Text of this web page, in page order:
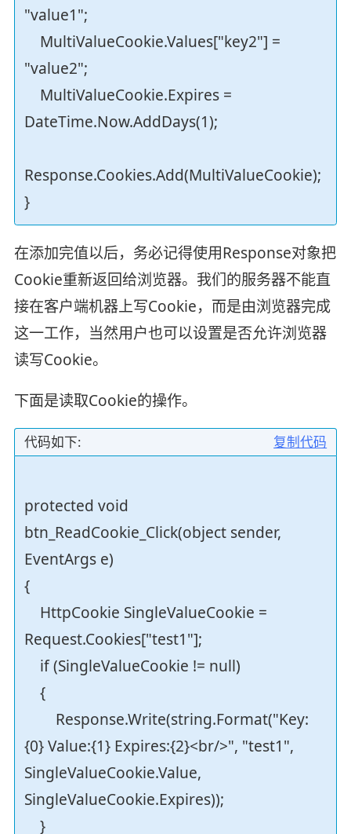
"value1";
MultiValueCookie.Values["key2"] =
"value2";
MultiValueCookie.Expires =
DateTime.Now.AddDays(1);
Response.Cookies.Add(MultiValueCookie);
}
在添加完值以后，务必记得使用Response对象把
Cookie重新返回给浏览器。我们的服务器不能直
接在客户端机器上写Cookie，而是由浏览器完成
这一工作，当然用户也可以设置是否允许浏览器
读写Cookie。
下面是读取Cookie的操作。
复制代码
代码如下:
protected void
btn_ReadCookie_Click(object sender,
EventArgs e)
{
HttpCookie SingleValueCookie =
Request.Cookies["test1"];
if (SingleValueCookie != null)
{
Response.Write(string.Format("Key:
{0} Value:{1} Expires:{2}<br/>", "test1",
SingleValueCookie.Value,
SingleValueCookie.Expires));
}